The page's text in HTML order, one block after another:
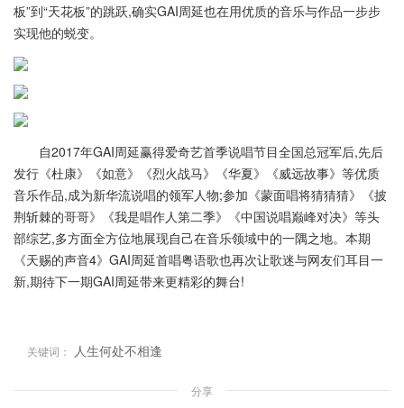
板”到“天花板”的跳跃,确实GAI周延也在用优质的音乐与作品一步步
实现他的蜕变。
自2017年GAI周延赢得爱奇艺首季说唱节目全国总冠军后,先后
发行《杜康》《如意》《烈火战马》《华夏》《威远故事》等优质
音乐作品,成为新华流说唱的领军人物;参加《蒙面唱将猜猜猜》《披
荆斩棘的哥哥》《我是唱作人第二季》《中国说唱巅峰对决》等头
部综艺,多方面全方位地展现自己在音乐领域中的一隅之地。本期
《天赐的声音4》GAI周延首唱粤语歌也再次让歌迷与网友们耳目一
新,期待下一期GAI周延带来更精彩的舞台!
关键词： 人生何处不相逢
分享